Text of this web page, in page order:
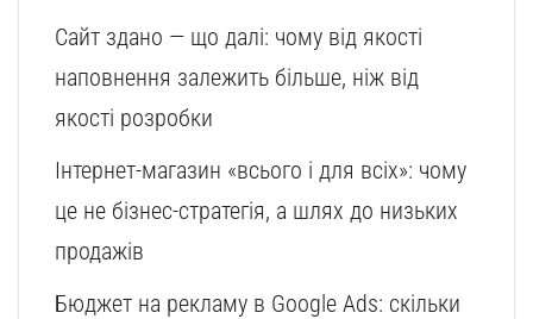
Сайт здано — що далі: чому від якості
наповнення залежить більше, ніж від
якості розробки
Інтернет-магазин «всього і для всіх»: чому
це не бізнес-стратегія, а шлях до низьких
продажів
Бюджет на рекламу в Google Ads: скільки